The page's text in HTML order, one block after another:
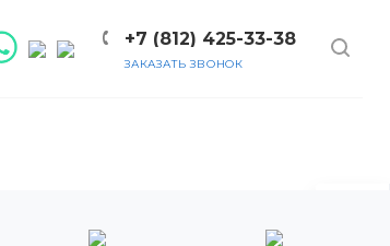
+7 (812) 425-33-38
ЗАКАЗАТЬ ЗВОНОК